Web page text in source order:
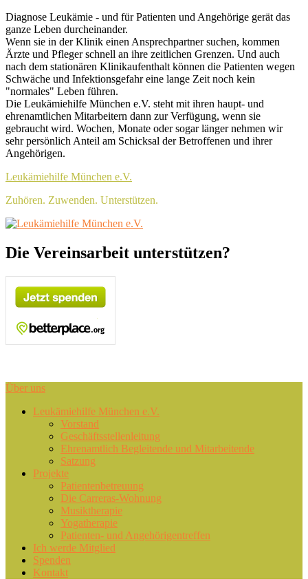
Skip
to
content
Header
Top
Sidebar
Widget
Area
Diagnose Leukämie - und für Patienten und Angehörige gerät das
ganze Leben durcheinander.
Wenn sie in der Klinik einen Ansprechpartner suchen, kommen
Ärzte und Pfleger schnell an ihre zeitlichen Grenzen. Und auch
nach dem stationären Klinikaufenthalt können die Patienten wegen
Schwäche und Infektionsgefahr eine lange Zeit noch kein
"normales" Leben führen.
Die Leukämiehilfe München e.V. steht mit ihren haupt- und
ehrenamtlichen Mitarbeitern dann zur Verfügung, wenn sie
gebraucht wird. Wochen, Monate oder sogar länger nehmen wir
sehr persönlich Anteil am Schicksal der Betroffenen und ihrer
Angehörigen.
Leukämiehilfe München e.V.
Zuhören. Zuwenden. Unterstützen.
Header
Sidebar
Widget
Area
Die Vereinsarbeit unterstützen?
Über uns
PrimaryLeukämiehilfe München e.V.
Vorstand
Geschäftsstellenleitung
Ehrenamtlich Begleitende und Mitarbeitende
Satzung
Projekte
Patientenbetreuung
Die Carreras-Wohnung
Musiktherapie
Yogatherapie
Patienten- und Angehörigentreffen
Ich werde Mitglied
Spenden
Kontakt